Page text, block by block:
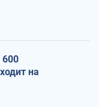
600
на